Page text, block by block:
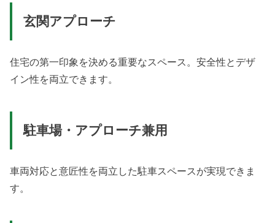
玄関アプローチ
住宅の第一印象を決める重要なスペース。安全性とデザ
イン性を両立できます。
駐車場・アプローチ兼用
車両対応と意匠性を両立した駐車スペースが実現できま
す。